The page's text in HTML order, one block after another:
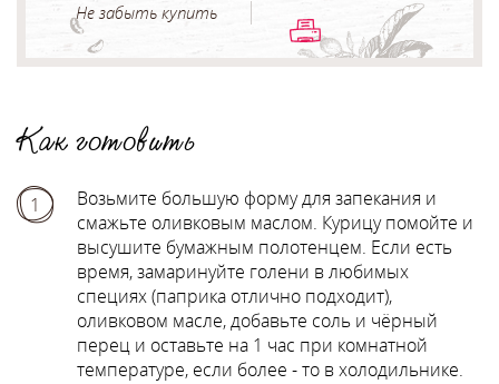
Не забыть купить
Как готовить
1
Возьмите большую форму для запекания и
смажьте оливковым маслом. Курицу помойте и
высушите бумажным полотенцем. Если есть
время, замаринуйте голени в любимых
специях (паприка отлично подходит),
оливковом масле, добавьте соль и чёрный
перец и оставьте на 1 час при комнатной
температуре, если более - то в холодильнике.